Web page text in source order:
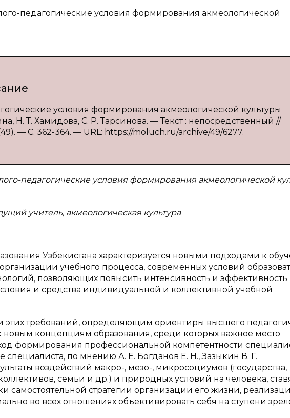
педагогические условия формирования акмеологической
условия формирования акмеологической культуры
Н. Т. Хамидова, С. Р. Тарсинова. — Текст : непосредственный //
— С. 362-364. — URL: https://moluch.ru/archive/49/6277.
педагогические условия формирования акмеологической
учитель, акмеологическая культура
Узбекистана характеризуется новыми подходами к
учебного процесса, современных условий
позволяющих повысить интенсивность и эффективность
и средства индивидуальной и коллективной учебной
требований, определяющим ориентиры высшего
новым концепциям образования, среди которых важное место
формирования профессиональной компетентности
специалиста, по мнению А. Е. Богданов Е. Н., Зазыкин В. Г.
воздействий макро-, мезо-, микросоциумов (государства,
семьи и др.) и природных условий на человека,
самостоятельной стратегии организации его жизни,
во всех отношениях объективировать себя на ступени